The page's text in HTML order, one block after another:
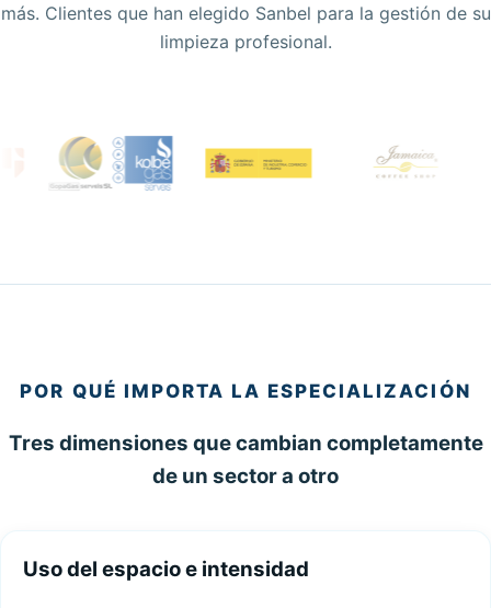
más. Clientes que han elegido Sanbel para la gestión de su
limpieza profesional.
POR QUÉ IMPORTA LA ESPECIALIZACIÓN
Tres dimensiones que cambian completamente
de un sector a otro
Uso del espacio e intensidad